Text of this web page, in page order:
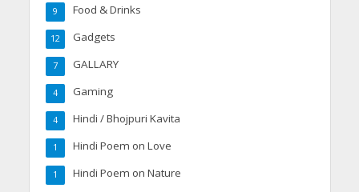
Food & Drinks
9
Gadgets
12
GALLARY
7
Gaming
4
Hindi / Bhojpuri Kavita
4
Hindi Poem on Love
1
Hindi Poem on Nature
1